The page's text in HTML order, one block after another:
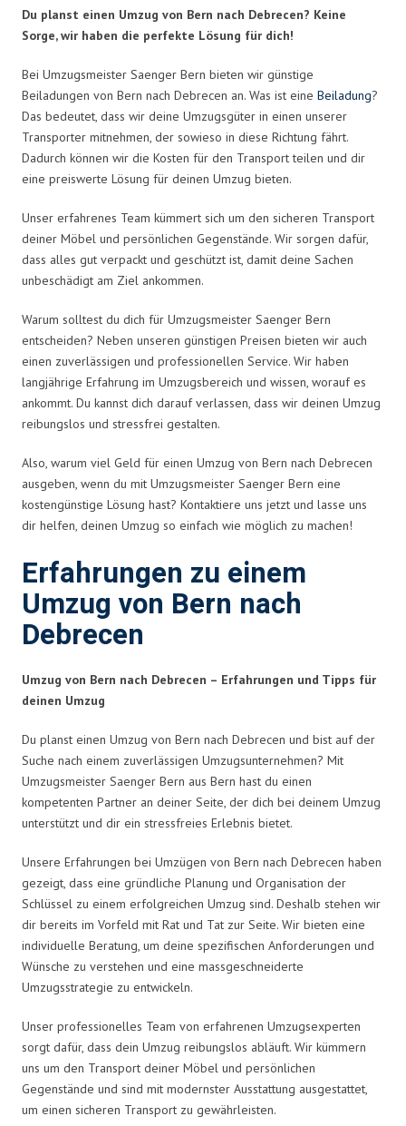
Du planst einen Umzug von Bern nach Debrecen? Keine
Sorge, wir haben die perfekte Lösung für dich!
Bei Umzugsmeister Saenger Bern bieten wir günstige
Beiladungen von Bern nach Debrecen an. Was ist eine Beiladung?
Das bedeutet, dass wir deine Umzugsgüter in einen unserer
Transporter mitnehmen, der sowieso in diese Richtung fährt.
Dadurch können wir die Kosten für den Transport teilen und dir
eine preiswerte Lösung für deinen Umzug bieten.
Unser erfahrenes Team kümmert sich um den sicheren Transport
deiner Möbel und persönlichen Gegenstände. Wir sorgen dafür,
dass alles gut verpackt und geschützt ist, damit deine Sachen
unbeschädigt am Ziel ankommen.
Warum solltest du dich für Umzugsmeister Saenger Bern
entscheiden? Neben unseren günstigen Preisen bieten wir auch
einen zuverlässigen und professionellen Service. Wir haben
langjährige Erfahrung im Umzugsbereich und wissen, worauf es
ankommt. Du kannst dich darauf verlassen, dass wir deinen Umzug
reibungslos und stressfrei gestalten.
Also, warum viel Geld für einen Umzug von Bern nach Debrecen
ausgeben, wenn du mit Umzugsmeister Saenger Bern eine
kostengünstige Lösung hast? Kontaktiere uns jetzt und lasse uns
dir helfen, deinen Umzug so einfach wie möglich zu machen!
Erfahrungen zu einem
Umzug von Bern nach
Debrecen
Umzug von Bern nach Debrecen – Erfahrungen und Tipps für
deinen Umzug
Du planst einen Umzug von Bern nach Debrecen und bist auf der
Suche nach einem zuverlässigen Umzugsunternehmen? Mit
Umzugsmeister Saenger Bern aus Bern hast du einen
kompetenten Partner an deiner Seite, der dich bei deinem Umzug
unterstützt und dir ein stressfreies Erlebnis bietet.
Unsere Erfahrungen bei Umzügen von Bern nach Debrecen haben
gezeigt, dass eine gründliche Planung und Organisation der
Schlüssel zu einem erfolgreichen Umzug sind. Deshalb stehen wir
dir bereits im Vorfeld mit Rat und Tat zur Seite. Wir bieten eine
individuelle Beratung, um deine spezifischen Anforderungen und
Wünsche zu verstehen und eine massgeschneiderte
Umzugsstrategie zu entwickeln.
Unser professionelles Team von erfahrenen Umzugsexperten
sorgt dafür, dass dein Umzug reibungslos abläuft. Wir kümmern
uns um den Transport deiner Möbel und persönlichen
Gegenstände und sind mit modernster Ausstattung ausgestattet,
um einen sicheren Transport zu gewährleisten.